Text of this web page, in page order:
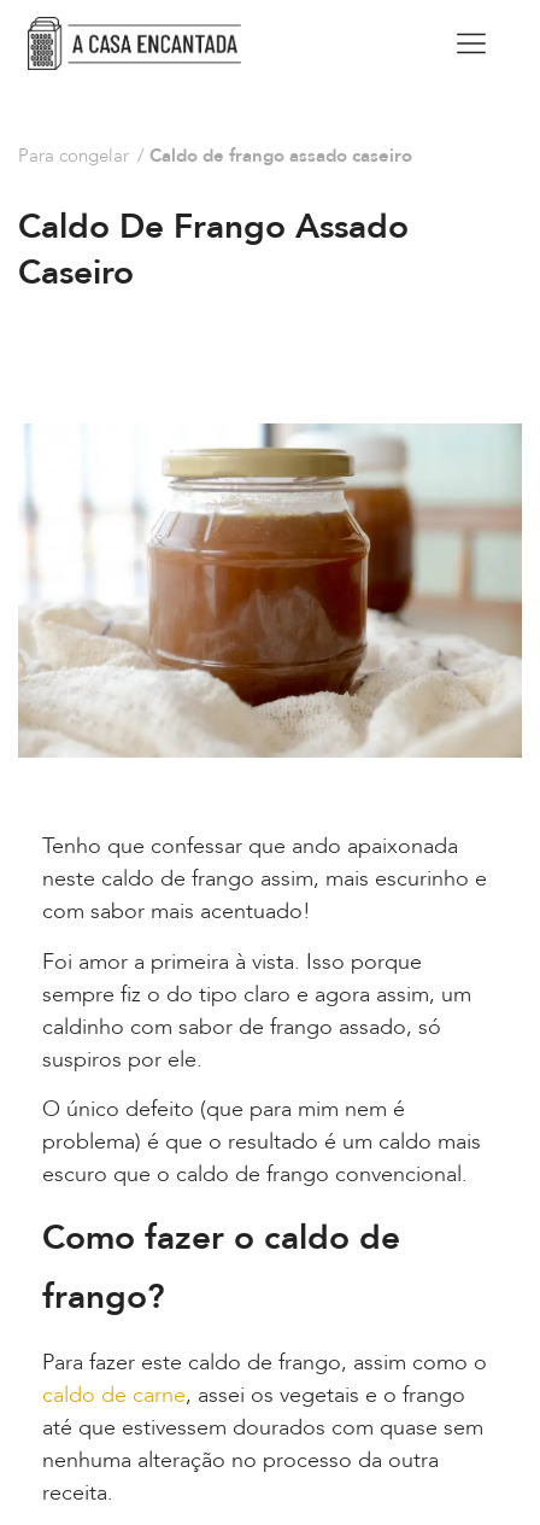
Para congelar / Caldo de frango assado caseiro
Caldo De Frango Assado
Caseiro
Tenho que confessar que ando apaixonada
neste caldo de frango assim, mais escurinho e
com sabor mais acentuado!
Foi amor a primeira à vista. Isso porque
sempre fiz o do tipo claro e agora assim, um
caldinho com sabor de frango assado, só
suspiros por ele.
O único defeito (que para mim nem é
problema) é que o resultado é um caldo mais
escuro que o caldo de frango convencional.
Como fazer o caldo de
frango?
Para fazer este caldo de frango, assim como o
caldo de carne, assei os vegetais e o frango
até que estivessem dourados com quase sem
nenhuma alteração no processo da outra
receita.